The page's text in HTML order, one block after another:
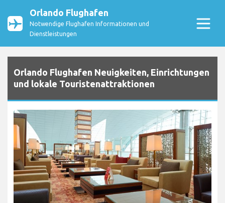
Orlando Flughafen
Notwendige Flughafen Informationen und
Dienstleistungen
Orlando Flughafen Neuigkeiten, Einrichtungen
und lokale Touristenattraktionen